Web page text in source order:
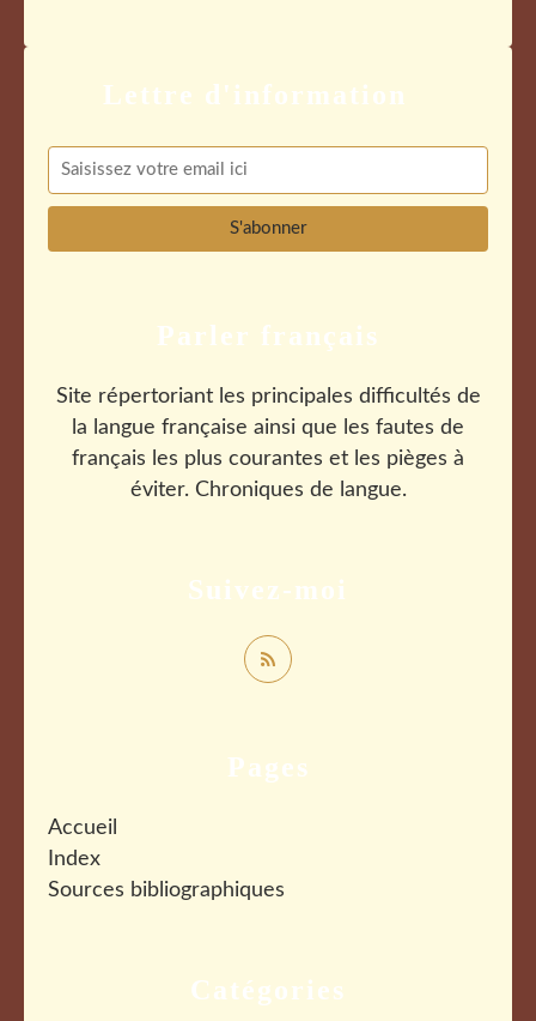
Catégories
Pages
Accueil
Index
Sources bibliographiques
Suivez-moi
Parler français
Site répertoriant les principales difficultés de
la langue française ainsi que les fautes de
français les plus courantes et les pièges à
éviter. Chroniques de langue.